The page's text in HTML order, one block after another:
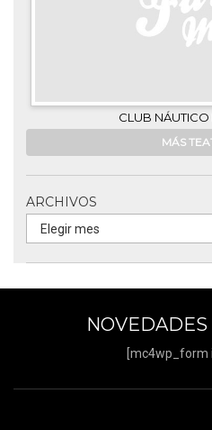
CLUB
MÁS
ARCHIVOS
[mc4wp_form